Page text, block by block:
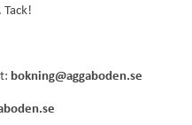
bokning@aggaboden.se